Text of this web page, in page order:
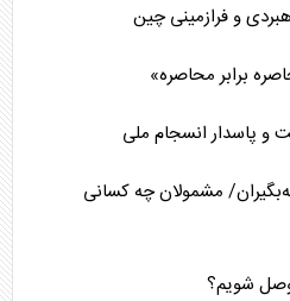
و فرازمینی چین
برابر محاصره»
و پاسدار انسجام ملی
مشمولان چه کسانی
شویم؟